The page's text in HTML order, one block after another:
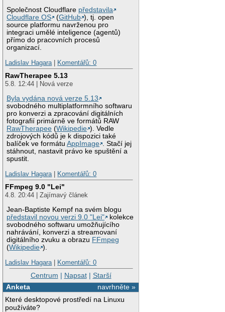
Společnost Cloudflare představila
Cloudflare OS
(GitHub ), tj. open
source platformu navrženou pro
integraci umělé inteligence (agentů)
přímo do pracovních procesů
organizací.
Ladislav Hagara | Komentářů: 0
RawTherapee 5.13
5.8. 12:44 | Nová verze
Byla vydána nová verze 5.13
svobodného multiplatformního softwaru
pro konverzi a zpracování digitálních
fotografií primárně ve formátů RAW
RawTherapee (Wikipedie ). Vedle
zdrojových kódů je k dispozici také
balíček ve formátuAppImage
. Stačí jej
stáhnout, nastavit právo ke spuštění a
spustit.
Ladislav Hagara | Komentářů: 0
FFmpeg 9.0 "Lei"
4.8. 20:44 | Zajímavý článek
Jean-Baptiste Kempf na svém blogu
představil novou verzi 9.0 "Lei"
kolekce
svobodného softwaru umožňujícího
nahrávání, konverzi a streamovaní
digitálního zvuku a obrazu FFmpeg
(Wikipedie ).
Ladislav Hagara | Komentářů: 0
Centrum | Napsat| Starší
navrhněte »
Anketa
Které desktopové prostředí na Linuxu
používáte?